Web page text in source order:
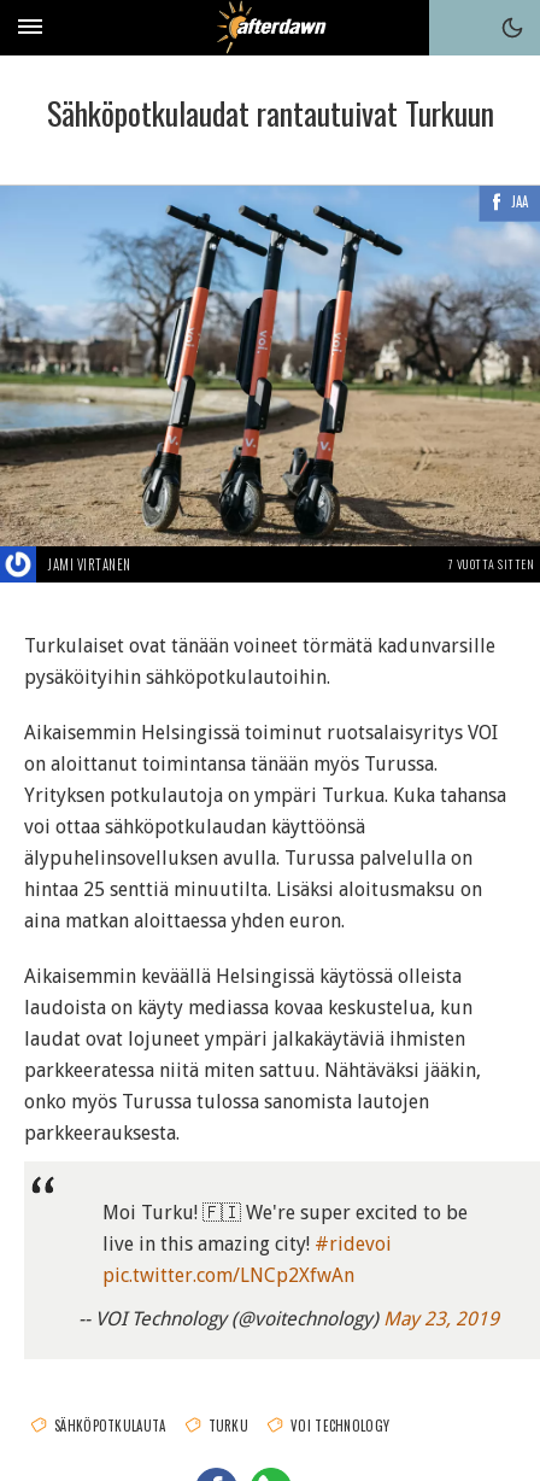
Sähköpotkulaudat rantautuivat Turkuun
JAA
JAMI VIRTANEN 7 VUOTTA SITTEN
Turkulaiset ovat tänään voineet törmätä kadunvarsille
pysäköityihin sähköpotkulautoihin.
Aikaisemmin Helsingissä toiminut ruotsalaisyritys VOI
on aloittanut toimintansa tänään myös Turussa.
Yrityksen potkulautoja on ympäri Turkua. Kuka tahansa
voi ottaa sähköpotkulaudan käyttöönsä
älypuhelinsovelluksen avulla. Turussa palvelulla on
hintaa 25 senttiä minuutilta. Lisäksi aloitusmaksu on
aina matkan aloittaessa yhden euron.
Aikaisemmin keväällä Helsingissä käytössä olleista
laudoista on käyty mediassa kovaa keskustelua, kun
laudat ovat lojuneet ympäri jalkakäytäviä ihmisten
parkkeeratessa niitä miten sattuu. Nähtäväksi jääkin,
onko myös Turussa tulossa sanomista lautojen
parkkeerauksesta.
Moi Turku! 🇫🇮 We're super excited to be
live in this amazing city! #ridevoi
pic.twitter.com/LNCp2XfwAn
-- VOI Technology (@voitechnology) May 23, 2019
SÄHKÖPOTKULAUTA TURKU VOI TECHNOLOGY